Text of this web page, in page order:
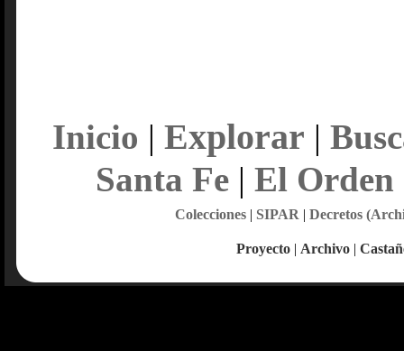
Inicio | Explorar |
Santa Fe| El Orden
Colecciones| SIPAR | Decretos
Proyecto | Archivo |